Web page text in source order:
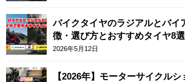
バイクタイヤのラジアルとバイ
徴・選び方とおすすめタイヤ8選
2026年5月12日
【2026年】モーターサイクル